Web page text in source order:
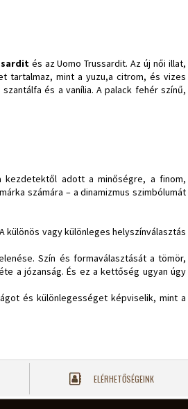
és az Uomo Trussardit. Az új női illat,
tartalmaz, mint a yuzu,a citrom, és vizes
és a vanília. A palack fehér színű,
kezdetektől adott a minőségre, a finom,
számára – a dinamizmus szimbólumát
különös vagy különleges helyszínválasztás
Szín és formaválasztását a tömör,
a józanság. És ez a kettőség ugyan úgy
és különlegességet képviselik, mint a
ELÉRHETŐSÉGEINK